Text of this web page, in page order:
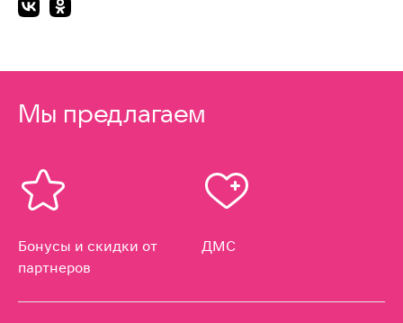
Мы предлагаем
Бонусы и скидки от
партнеров
ДМС